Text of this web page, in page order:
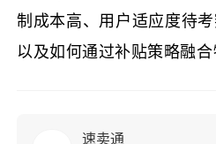
制成本高、用户适应度待
以及如何通过补贴策略融
速卖通